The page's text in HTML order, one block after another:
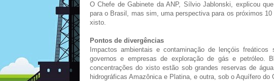
O Chefe de Gabinete da ANP, Sílvio Jablonski, explicou
para o Brasil, mas sim, uma perspectiva para os próximos
xisto.
Pontos de divergências
Impactos ambientais e contaminação de lençóis
governos e empresas de exploração de gás e petróleo.
concentrações do xisto estão sob grandes reservas de
hidrográficas Amazônica e Platina, e outra, sob o Aquífero do